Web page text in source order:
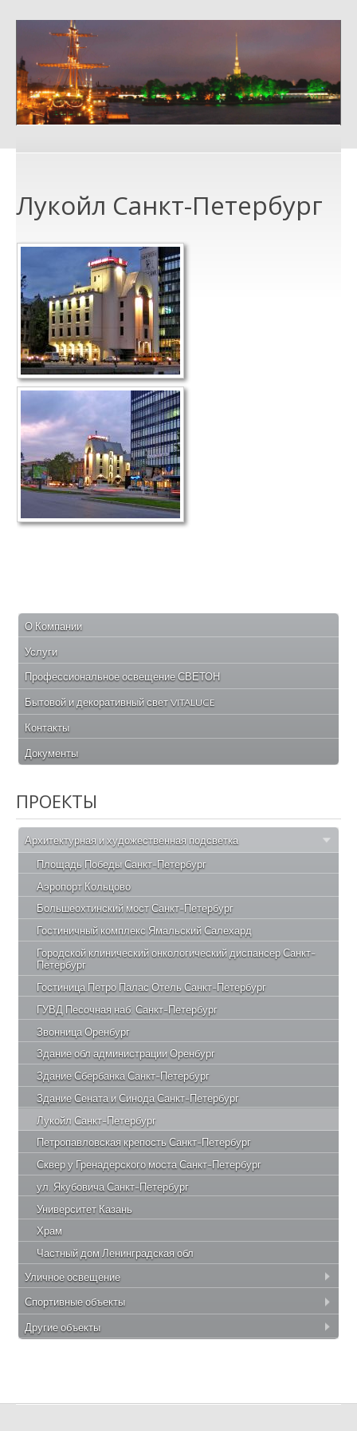
Лукойл Санкт-Петербург
О Компании
Услуги
Профессиональное освещение СВЕТОН
Бытовой и декоративный свет VITALUCE
Контакты
Документы
ПРОЕКТЫ
Архитектурная и художественная подсветка
Площадь Победы Санкт-Петербург
Аэропорт Кольцово
Большеохтинский мост Санкт-Петербург
Гостиничный комплекс Ямальский Салехард
Городской клинический онкологический диспансер Санкт-
Петербург
Гостиница Петро Палас Отель Санкт-Петербург
ГУВД Песочная наб. Санкт-Петербург
Звонница Оренбург
Здание обл администрации Оренбург
Здание Сбербанка Санкт-Петербург
Здание Сената и Синода Санкт-Петербург
Лукойл Санкт-Петербург
Петропавловская крепость Санкт-Петербург
Сквер у Гренадерского моста Санкт-Петербург
ул. Якубовича Санкт-Петербург
Университет Казань
Храм
Частный дом Ленинградская обл
Уличное освещение
Спортивные объекты
Другие объекты